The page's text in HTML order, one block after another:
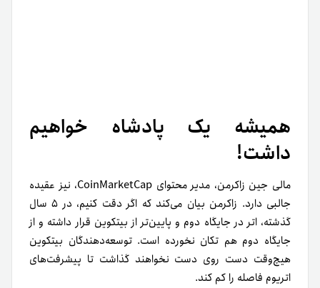
همیشه یک پادشاه خواهیم
داشت!
مالی جین زاکرمن، مدیر محتوای CoinMarketCap، نیز عقیده
جالبی دارد. زاکرمن بیان می‌کند که اگر دقت کنیم، در ۵ سال
گذشته، اتر در جایگاه دوم و پایین‌تر از بیتکوین قرار داشته و از
جایگاه دوم هم تکان نخورده است. توسعه‌دهندگان بیتکوین
هیچ‌وقت دست روی دست نخواهند گذاشت تا پیشرفت‌های
اتریوم فاصله را کم کند.